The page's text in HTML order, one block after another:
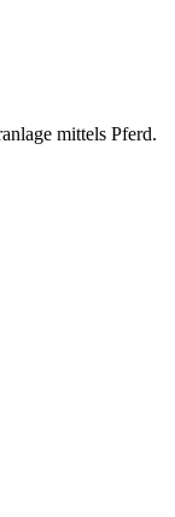
mittels Pferd.